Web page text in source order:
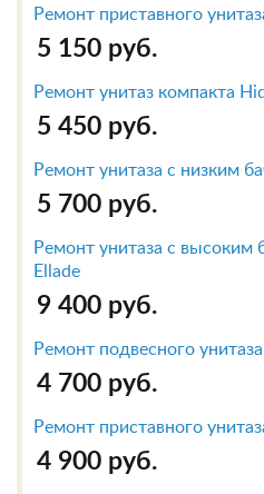
Ремонт приставного
5 150 руб.
Ремонт унитаз компакта
5 450 руб.
Ремонт унитаза с низким
5 700 руб.
Ремонт унитаза с высоким
Ellade
9 400 руб.
Ремонт подвесного
4 700 руб.
Ремонт приставного
4 900 руб.